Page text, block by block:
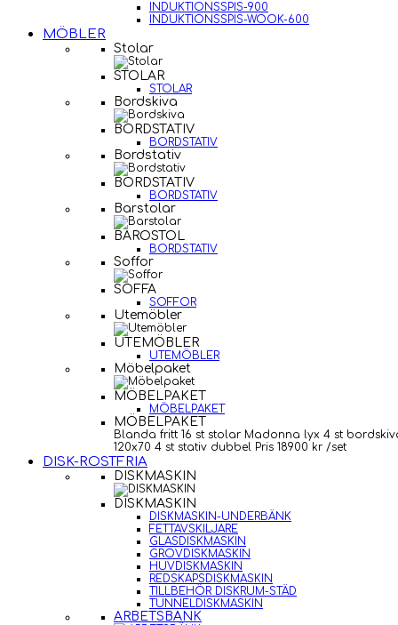
INDUKTIONSSPIS-900
INDUKTIONSSPIS-WOOK-600
MÖBLER
Stolar
STOLAR
STOLAR
Bordskiva
BORDSTATIV
BORDSTATIV
Bordstativ
BORDSTATIV
BORDSTATIV
Barstolar
BAROSTOL
BORDSTATIV
Soffor
SOFFA
SOFFOR
Utemöbler
UTEMÖBLER
UTEMÖBLER
Möbelpaket
MÖBELPAKET
MÖBELPAKET
MÖBELPAKET
Blanda fritt 16 st stolar Madonna lyx 4 st
120x70 4 st stativ dubbel Pris 18900 kr /set
DISK-ROSTFRIA
DISKMASKIN
DISKMASKIN
DISKMASKIN-UNDERBÄNK
FETTAVSKILJARE
GLASDISKMASKIN
GROVDISKMASKIN
HUVDISKMASKIN
REDSKAPSDISKMASKIN
TILLBEHÖR DISKRUM-STÄD
TUNNELDISKMASKIN
ARBETSBÄNK